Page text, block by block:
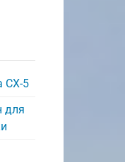
CX-5
для